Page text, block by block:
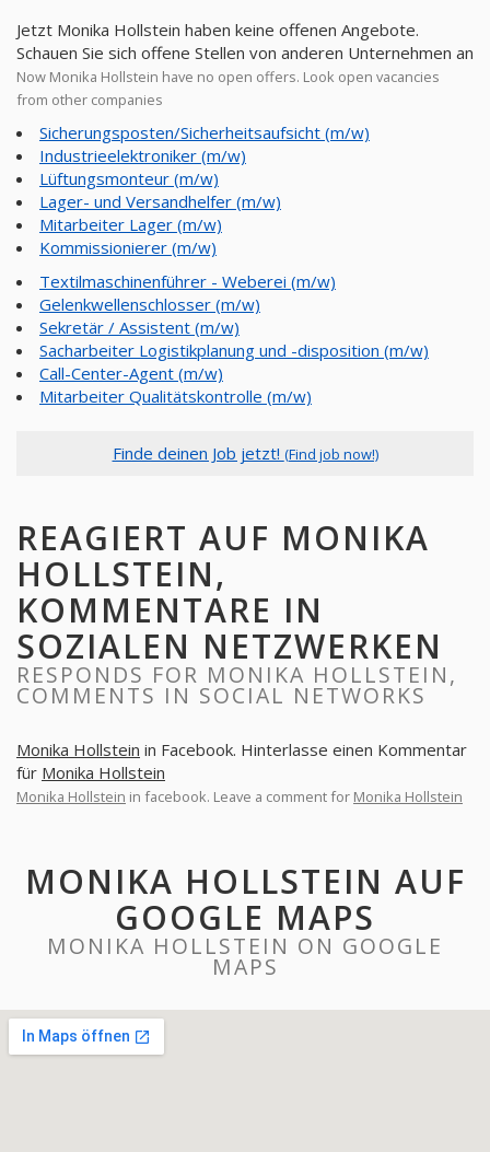
Jetzt Monika Hollstein haben keine offenen Angebote.
Schauen Sie sich offene Stellen von anderen Unternehmen an
Now Monika Hollstein have no open offers. Look open vacancies
from other companies
Sicherungsposten/Sicherheitsaufsicht (m/w)
Industrieelektroniker (m/w)
Lüftungsmonteur (m/w)
Lager- und Versandhelfer (m/w)
Mitarbeiter Lager (m/w)
Kommissionierer (m/w)
Textilmaschinenführer - Weberei (m/w)
Gelenkwellenschlosser (m/w)
Sekretär / Assistent (m/w)
Sacharbeiter Logistikplanung und -disposition (m/w)
Call-Center-Agent (m/w)
Mitarbeiter Qualitätskontrolle (m/w)
Finde deinen Job jetzt! (Find job now!)
REAGIERT AUF MONIKA
HOLLSTEIN,
KOMMENTARE IN
SOZIALEN NETZWERKEN
RESPONDS FOR MONIKA HOLLSTEIN,
COMMENTS IN SOCIAL NETWORKS
Monika Hollstein in Facebook. Hinterlasse einen Kommentar
für Monika Hollstein
Monika Hollstein in facebook. Leave a comment for Monika Hollstein
MONIKA HOLLSTEIN AUF
GOOGLE MAPS
MONIKA HOLLSTEIN ON GOOGLE
MAPS